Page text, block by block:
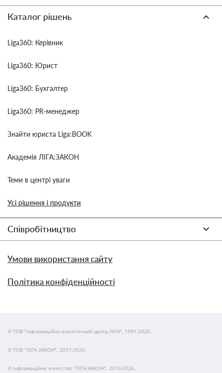
Каталог рішень
Liga360: Керівник
Liga360: Юрист
Liga360: Бухгалтер
Liga360: PR-менеджер
Знайти юриста Liga:BOOK
Академія ЛІГА:ЗАКОН
Теми в центрі уваги
Усі рішення і продукти
Співробітництво
Умови використання сайту
Політика конфіденційності
© ТОВ "інформаційно-аналітичний центр ЛІГА", 1991-2026.
© ТОВ "ЛІГА ЗАКОН", 2007-2026.
© Інформаційне агентство "ЛІГА:ЗАКОН", 2010-2026.